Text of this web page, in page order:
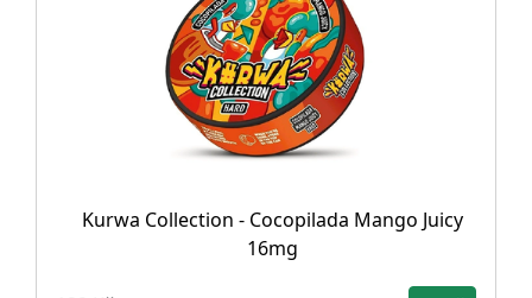
Kurwa Collection - Cocopilada Mango Juicy
16mg